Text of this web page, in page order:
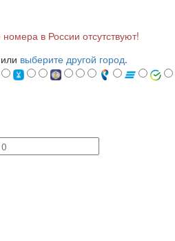
в России отсутствуют!
выберите другой город.